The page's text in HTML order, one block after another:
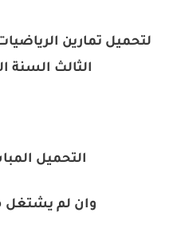
لتحميل تمارين
الثالث السنة
التحميل
وان لم